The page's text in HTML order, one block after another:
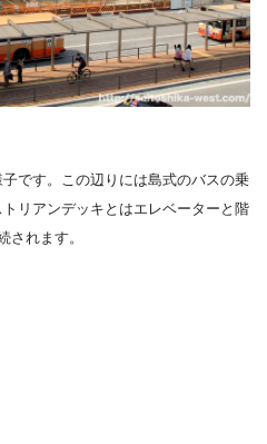
です。この辺りには島式のバスの乗
リアンデッキとはエレベーターと階
されます。